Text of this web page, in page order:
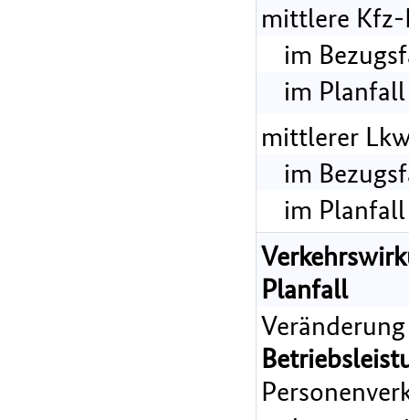
mittlere
im
im Planfall
mittlerer
im
im Planfall
Planfall